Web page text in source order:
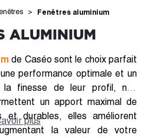
Fenêtres aluminium
ALUMINIUM
de Caséo sont le choix parfait
performance optimale et un
finesse de leur profil, nos
un apport maximal de
et durables, elles améliorent
la valeur de votre
plus